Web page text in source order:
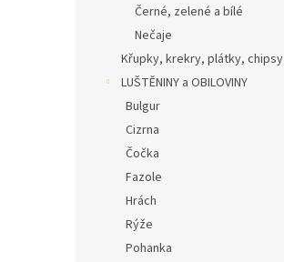
Černé, zelené a bílé
Nečaje
Křupky, krekry, plátky, chipsy
LUŠTĚNINY a OBILOVINY
Bulgur
Cizrna
Čočka
Fazole
Hrách
Rýže
Pohanka